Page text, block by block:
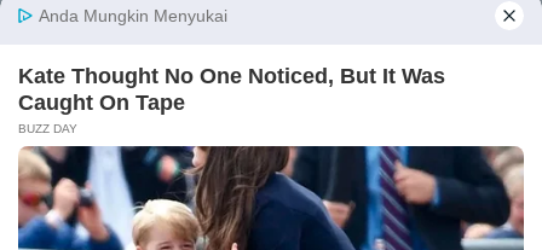
Email
Tentang Katadata Advertising Pedoman Media Siber